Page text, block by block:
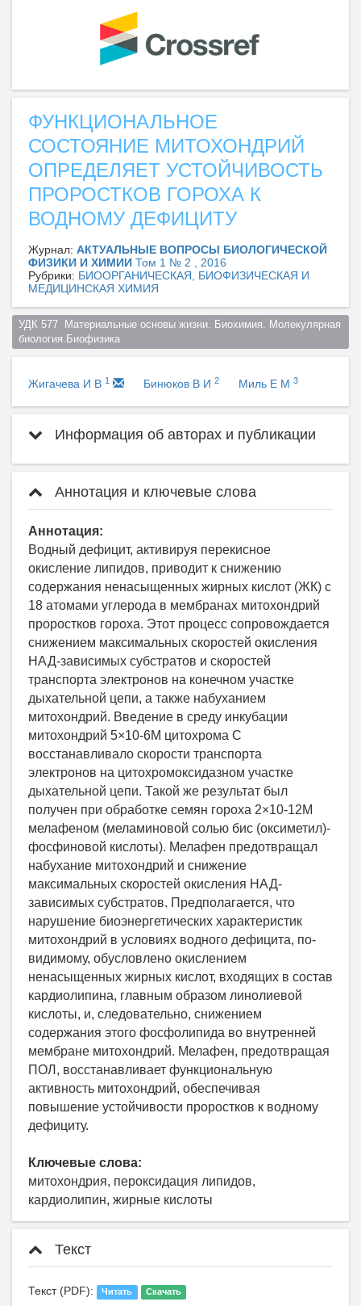
ФУНКЦИОНАЛЬНОЕ
СОСТОЯНИЕ МИТОХОНДРИЙ
ОПРЕДЕЛЯЕТ УСТОЙЧИВОСТЬ
ПРОРОСТКОВ ГОРОХА К
ВОДНОМУ ДЕФИЦИТУ
Журнал: АКТУАЛЬНЫЕ ВОПРОСЫ БИОЛОГИЧЕСКОЙ
ФИЗИКИ И ХИМИИ Том 1 № 2 , 2016
Рубрики: БИООРГАНИЧЕСКАЯ, БИОФИЗИЧЕСКАЯ И
МЕДИЦИНСКАЯ ХИМИЯ
УДК 577  Материальные основы жизни. Биохимия. Молекулярная
биология.Биофизика
Жигачева И В 1 Бинюков В И 2 Миль Е М 3
Информация об авторах и публикации
Аннотация и ключевые слова
Аннотация:
Водный дефицит, активируя перекисное
окисление липидов, приводит к снижению
содержания ненасыщенных жирных кислот (ЖК) с
18 атомами углерода в мембранах митохондрий
проростков гороха. Этот процесс сопровождается
снижением максимальных скоростей окисления
НАД-зависимых субстратов и скоростей
транспорта электронов на конечном участке
дыхательной цепи, а также набуханием
митохондрий. Введение в среду инкубации
митохондрий 5×10-6М цитохрома С
восстанавливало скорости транспорта
электронов на цитохромоксидазном участке
дыхательной цепи. Такой же результат был
получен при обработке семян гороха 2×10-12М
мелафеном (меламиновой солью бис (оксиметил)-
фосфиновой кислоты). Мелафен предотвращал
набухание митохондрий и снижение
максимальных скоростей окисления НАД-
зависимых субстратов. Предполагается, что
нарушение биоэнергетических характеристик
митохондрий в условиях водного дефицита, по-
видимому, обусловлено окислением
ненасыщенных жирных кислот, входящих в состав
кардиолипина, главным образом линолиевой
кислоты, и, следовательно, снижением
содержания этого фосфолипида во внутренней
мембране митохондрий. Мелафен, предотвращая
ПОЛ, восстанавливает функциональную
активность митохондрий, обеспечивая
повышение устойчивости проростков к водному
дефициту.
Ключевые слова:
митохондрия, пероксидация липидов,
кардиолипин, жирные кислоты
Текст
Текст (PDF): Читать Скачать